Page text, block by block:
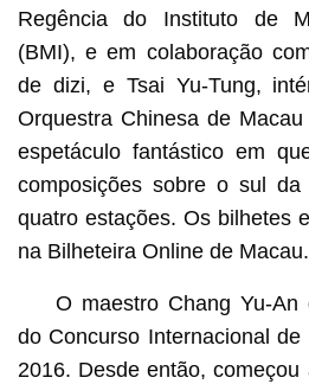
Regência do Instituto de
(BMI), e em colaboração
de dizi, e Tsai Yu-Tung,
Orquestra Chinesa de
espetáculo fantástico em
composições sobre o sul
quatro estações. Os bilhetes
na Bilheteira Online de Macau.
O maestro Chang Yu-An
do Concurso Internacional
2016. Desde então, começou